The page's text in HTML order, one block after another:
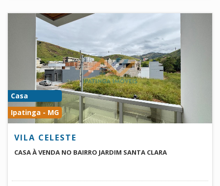
Casa
Ipatinga - MG
VILA CELESTE
CASA À VENDA NO BAIRRO JARDIM SANTA CLARA